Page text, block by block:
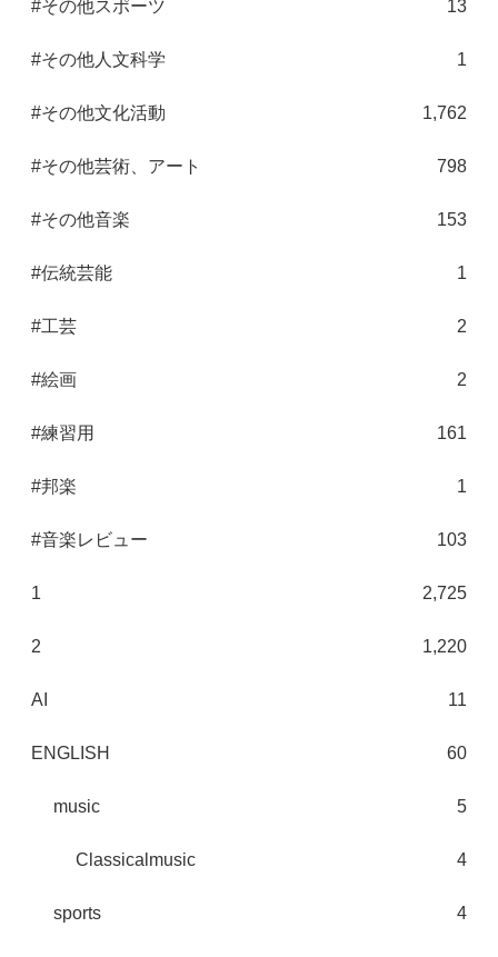
#その他スポーツ 13
#その他人文科学 1
#その他文化活動 1,762
#その他芸術、アート 798
#その他音楽 153
#伝統芸能 1
#工芸 2
#絵画 2
#練習用 161
#邦楽 1
#音楽レビュー 103
1 2,725
2 1,220
AI 11
ENGLISH 60
music 5
Classicalmusic 4
sports 4